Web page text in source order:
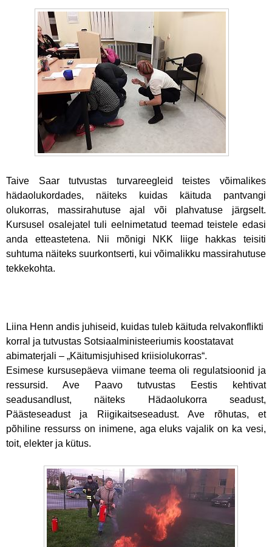
Taive Saar tutvustas turvareegleid teistes võimalikes
hädaolukordades, näiteks kuidas käituda pantvangi
olukorras, massirahutuse ajal või plahvatuse järgselt.
Kursusel osalejatel tuli eelnimetatud teemad teistele edasi
anda etteastetena. Nii mõnigi NKK liige hakkas teisiti
suhtuma näiteks suurkontserti, kui võimalikku massirahutuse
tekkekohta.
Liina Henn andis juhiseid, kuidas tuleb käituda relvakonflikti
korral ja tutvustas Sotsiaalministeeriumis koostatavat
abimaterjali – „Käitumisjuhised kriisiolukorras“.
Esimese kursusepäeva viimane teema oli regulatsioonid ja
ressursid. Ave Paavo tutvustas Eestis kehtivat
seadusandlust, näiteks Hädaolukorra seadust,
Päästeseadust ja Riigikaitseseadust. Ave rõhutas, et
põhiline ressurss on inimene, aga eluks vajalik on ka vesi,
toit, elekter ja kütus.